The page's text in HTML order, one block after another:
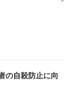
の自殺防止に向